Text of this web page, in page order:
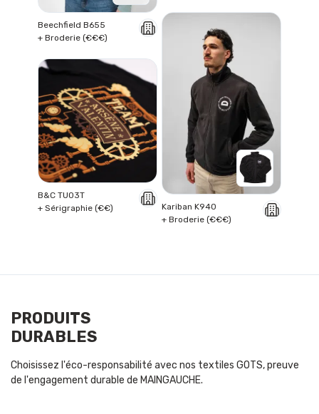
Beechfield B655
+ Broderie (€€€)
Kariban K940
+ Broderie (€€€)
B&C TU03T
+ Sérigraphie (€€)
PRODUITS
DURABLES
Choisissez l'éco-responsabilité avec nos textiles GOTS, preuve
de l'engagement durable de MAINGAUCHE.